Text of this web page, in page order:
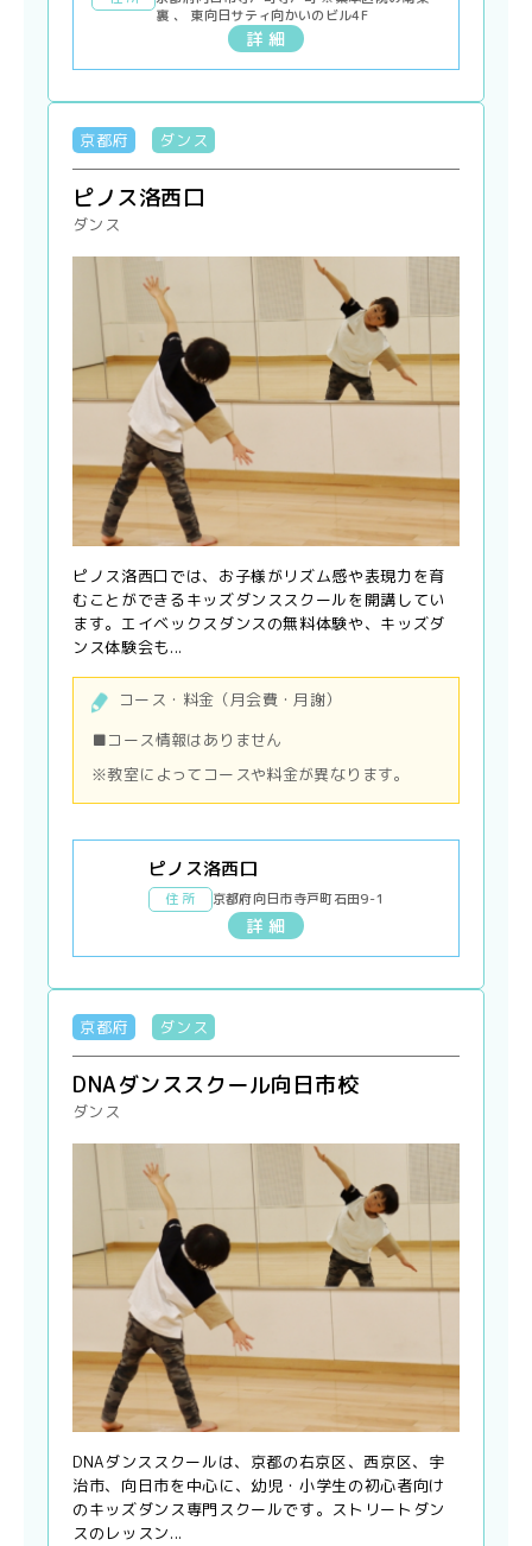
裏 、 東向日サティ向かいのビル4F
詳 細
京都府 ダンス
ピノス洛西口
ダンス
ピノス洛西口では、お子様がリズム感や表現力を育
むことができるキッズダンススクールを開講してい
ます。エイベックスダンスの無料体験や、キッズダ
ンス体験会も...
コース・料金（月会費・月謝）
■コース情報はありません
※教室によってコースや料金が異なります。
ピノス洛西口
住 所 京都府向日市寺戸町石田9-1
詳 細
京都府 ダンス
DNAダンススクール向日市校
ダンス
DNAダンススクールは、京都の右京区、西京区、宇
治市、向日市を中心に、幼児・小学生の初心者向け
のキッズダンス専門スクールです。ストリートダン
スのレッスン...